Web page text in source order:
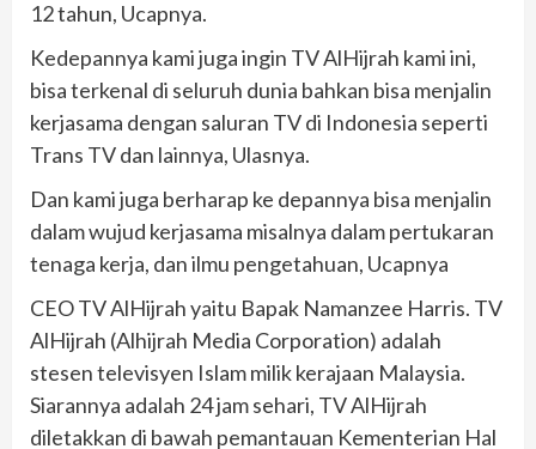
12 tahun, Ucapnya.
Kedepannya kami juga ingin TV AlHijrah kami ini,
bisa terkenal di seluruh dunia bahkan bisa menjalin
kerjasama dengan saluran TV di Indonesia seperti
Trans TV dan lainnya, Ulasnya.
Dan kami juga berharap ke depannya bisa menjalin
dalam wujud kerjasama misalnya dalam pertukaran
tenaga kerja, dan ilmu pengetahuan, Ucapnya
CEO TV AlHijrah yaitu Bapak Namanzee Harris. TV
AlHijrah (Alhijrah Media Corporation) adalah
stesen televisyen Islam milik kerajaan Malaysia.
Siarannya adalah 24 jam sehari, TV AlHijrah
diletakkan di bawah pemantauan Kementerian Hal